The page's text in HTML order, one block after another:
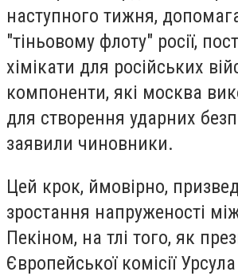
наступного тижня,
"тіньовому флоту" росії,
хімікати для російських
компоненти, які москва
для створення ударних
заявили чиновники.
Цей крок, ймовірно,
зростання напруженості
Пекіном, на тлі того, як
Європейської комісії